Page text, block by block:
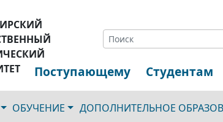
Поступающему Студентам
ОБУЧЕНИЕ ДОПОЛНИТЕЛЬНОЕ